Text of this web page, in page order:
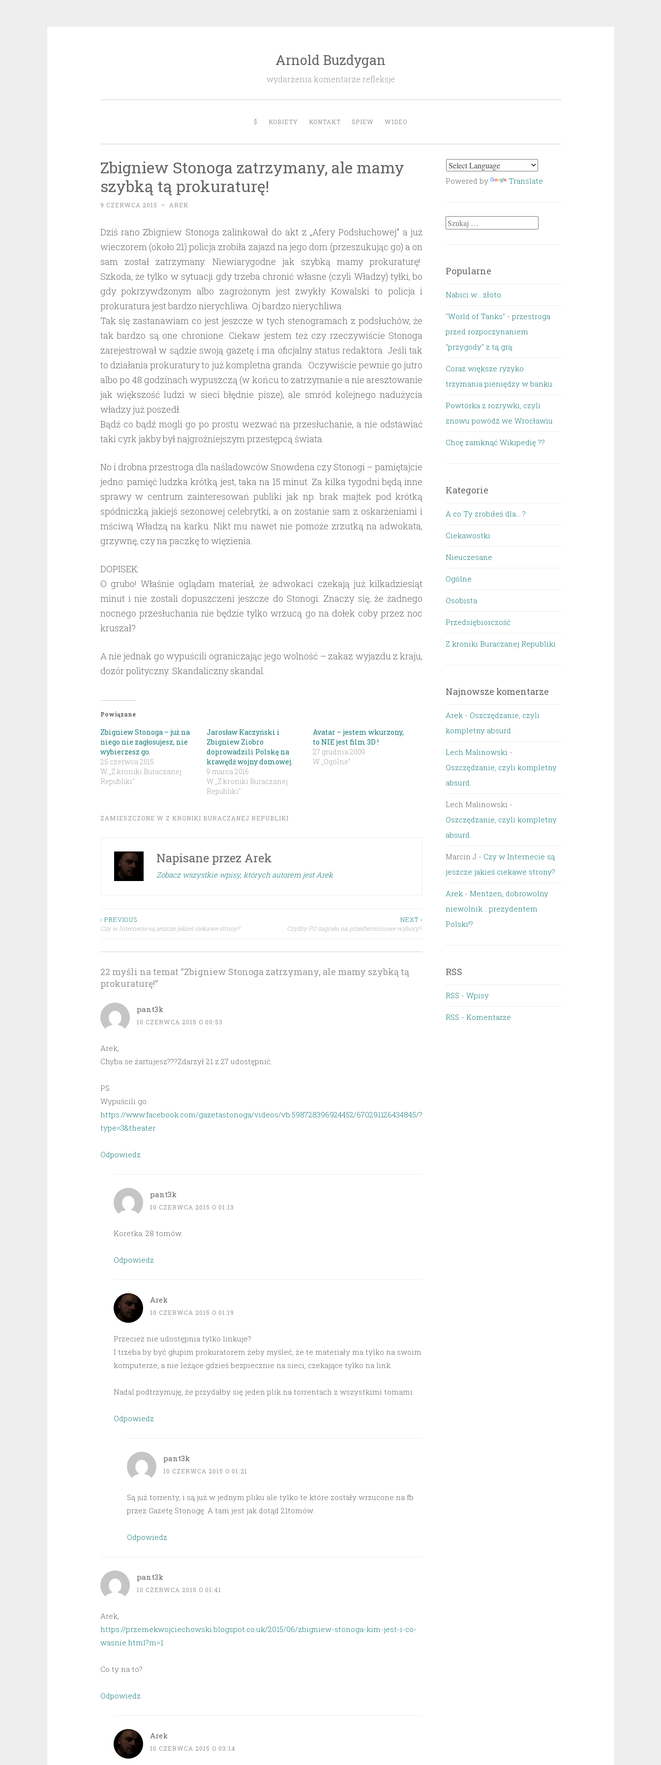
Arnold Buzdygan
wydarzenia komentarze refleksje
$ KOBIETY KONTAKT ŚPIEW WIDEO
Zbigniew Stonoga zatrzymany, ale mamy
szybką tą prokuraturę!
9 CZERWCA 2015 ~ AREK
Dziś rano Zbigniew Stonoga zalinkował do akt z „Afery Podsłuchowej” a już
wieczorem (około 21) policja zrobiła zajazd na jego dom (przeszukując go) a on
sam został zatrzymany. Niewiarygodne jak szybką mamy prokuraturę!
Szkoda, że tylko w sytuacji gdy trzeba chronić własne (czyli Władzy) tyłki, bo
gdy pokrzywdzonym albo zagrożonym jest zwykły Kowalski to policja i
prokuratura jest bardzo nierychliwa. Oj bardzo nierychliwa.
Tak się zastanawiam co jest jeszcze w tych stenogramach z podsłuchów, że
tak bardzo są one chronione. Ciekaw jestem też czy rzeczywiście Stonoga
zarejestrował w sądzie swoją gazetę i ma oficjalny status redaktora. Jeśli tak
to działania prokuratury to już kompletna granda. Oczywiście pewnie go jutro
albo po 48 godzinach wypuszczą (w końcu to zatrzymanie a nie aresztowanie
jak większość ludzi w sieci błędnie pisze), ale smród kolejnego nadużycia
władzy już poszedł.
Bądź co bądź mogli go po prostu wezwać na przesłuchanie, a nie odstawiać
taki cyrk jakby był najgroźniejszym przestępcą świata.
No i drobna przestroga dla naśladowców Snowdena czy Stonogi – pamiętajcie
jedno: pamięć ludzka krótką jest, taka na 15 minut. Za kilka tygodni będą inne
sprawy w centrum zainteresowań publiki jak np. brak majtek pod krótką
spódniczką jakiejś sezonowej celebrytki, a on zostanie sam z oskarżeniami i
mściwą Władzą na karku. Nikt mu nawet nie pomoże zrzutką na adwokata,
grzywnę, czy na paczkę to więzienia.
DOPISEK:
O grubo! Właśnie oglądam materiał, że adwokaci czekają już kilkadziesiąt
minut i nie zostali dopuszczeni jeszcze do Stonogi. Znaczy się, że żadnego
nocnego przesłuchania nie będzie tylko wrzucą go na dołek coby przez noc
kruszał?
A nie jednak go wypuścili ograniczając jego wolność – zakaz wyjazdu z kraju,
dozór polityczny. Skandaliczny skandal.
Powiązane
Zbigniew Stonoga – już na
niego nie zagłosujesz, nie
wybierzesz go.
25 czerwca 2015
W „Z kroniki Buraczanej
Republiki"
Jarosław Kaczyński i
Zbigniew Ziobro
doprowadzili Polskę na
krawędź wojny domowej.
9 marca 2016
W „Z kroniki Buraczanej
Republiki"
Avatar – jestem wkurzony,
to NIE jest film 3D !
27 grudnia 2009
W „Ogólne"
ZAMIESZCZONE W Z KRONIKI BURACZANEJ REPUBLIKI
Napisane przez Arek
Zobacz wszystkie wpisy, których autorem jest Arek
Nawigacja
‹ PREVIOUS
Czy w Internecie są jeszcze jakieś ciekawe strony?
NEXT ›
Czyżby PO zagrała na przedterminowe wybory!?
22 myśli na temat “Zbigniew Stonoga zatrzymany, ale mamy szybką tą
prokuraturę!”
pant3k
10 CZERWCA 2015 O 00:53
Arek,
Chyba se żartujesz???Zdarzył 21 z 27 udostępnić.
PS.
Wypuścili go.
https://www.facebook.com/gazetastonoga/videos/vb.598728396924452/670291126434845/?
type=3&theater
Odpowiedz
pant3k
10 CZERWCA 2015 O 01:13
Koretka. 28 tomów.
Odpowiedz
Arek
10 CZERWCA 2015 O 01:19
Przecież nie udostępnia tylko linkuje?
I trzeba by być głupim prokuratorem żeby myśleć, że te materiały ma tylko na swoim
komputerze, a nie leżące gdzieś bezpiecznie na sieci, czekające tylko na link.
Nadal podtrzymuję, że przydałby się jeden plik na torrentach z wszystkimi tomami.
Odpowiedz
pant3k
10 CZERWCA 2015 O 01:21
Są już torrenty, i są już w jednym pliku ale tylko te które zostały wrzucone na fb
przez Gazetę Stonogę. A tam jest jak dotąd 21tomów.
Odpowiedz
pant3k
10 CZERWCA 2015 O 01:41
Arek,
https://przemekwojciechowski.blogspot.co.uk/2015/06/zbigniew-stonoga-kim-jest-i-co-
wasnie.html?m=1
Co ty na to?
Odpowiedz
Arek
10 CZERWCA 2015 O 03:14
Powered by Translate
Szukaj:
Popularne
Nabici w... złoto.
"World of Tanks" - przestroga
przed rozpoczynaniem
"przygody" z tą grą.
Coraz większe ryzyko
trzymania pieniędzy w banku.
Powtórka z rozrywki, czyli
znowu powódź we Wrocławiu
Chcę zamknąć Wikipedię ??
Kategorie
A co Ty zrobiłeś dla… ?
Ciekawostki
Nieuczesane
Ogólne
Osobista
Przedsiębiorczość
Z kroniki Buraczanej Republiki
Najnowsze komentarze
Arek - Oszczędzanie, czyli
kompletny absurd.
Lech Malinowski -
Oszczędzanie, czyli kompletny
absurd.
Lech Malinowski -
Oszczędzanie, czyli kompletny
absurd.
Marcin J - Czy w Internecie są
jeszcze jakieś ciekawe strony?
Arek - Mentzen, dobrowolny
niewolnik… prezydentem
Polski!?
RSS
RSS - Wpisy
RSS - Komentarze